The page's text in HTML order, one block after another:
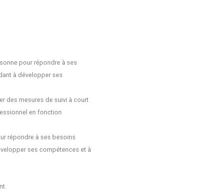
pour répondre à ses
à développer ses
des mesures de suivi à court
en fonction
répondre à ses besoins
ses compétences et à